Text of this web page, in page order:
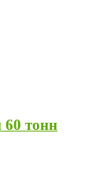
60 тонн